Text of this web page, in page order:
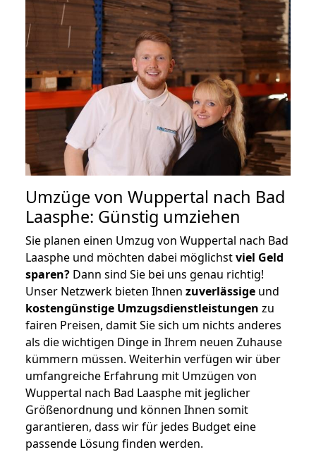
Umzüge von Wuppertal nach Bad
Laasphe: Günstig umziehen
Sie planen einen Umzug von Wuppertal nach Bad
Laasphe und möchten dabei möglichstviel Geld
sparen? Dann sind Sie bei uns genau richtig!
Unser Netzwerk bieten Ihnen zuverlässige und
kostengünstige Umzugsdienstleistungen zu
fairen Preisen, damit Sie sich um nichts anderes
als die wichtigen Dinge in Ihrem neuen Zuhause
kümmern müssen. Weiterhin verfügen wir über
umfangreiche Erfahrung mit Umzügen von
Wuppertal nach Bad Laasphe mit jeglicher
Größenordnung und können Ihnen somit
garantieren, dass wir für jedes Budget eine
passende Lösung finden werden.